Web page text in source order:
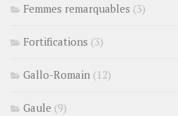
Femmes remarquables (3)
Fortifications (3)
Gallo-Romain (12)
Gaule (9)